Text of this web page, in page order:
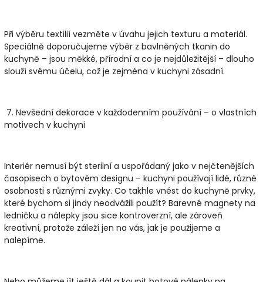
Při výběru textilií vezměte v úvahu jejich texturu a materiál.
Speciálně doporučujeme výběr z bavlněných tkanin do
kuchyně – jsou měkké, přírodní a co je nejdůležitější – dlouho
slouží svému účelu, což je zejména v kuchyni zásadní.
7. Nevšední dekorace v každodenním používání – o vlastních
motivech v kuchyni
Interiér nemusí být sterilní a uspořádaný jako v nejčtenějších
časopisech o bytovém designu – kuchyni používají lidé, různé
osobnosti s různými zvyky. Co takhle vnést do kuchyně prvky,
které bychom si jindy neodvážili použít? Barevné magnety na
ledničku a nálepky jsou sice kontroverzní, ale zároveň
kreativní, protože záleží jen na vás, jak je použijeme a
nalepíme.